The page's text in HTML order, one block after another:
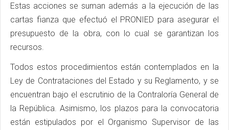
Estas acciones se suman además a la ejecución de las
cartas fianza que efectuó el PRONIED para asegurar el
presupuesto de la obra, con lo cual se garantizan los
recursos.
Todos estos procedimientos están contemplados en la
Ley de Contrataciones del Estado y su Reglamento, y se
encuentran bajo el escrutinio de la Contraloría General de
la República. Asimismo, los plazos para la convocatoria
están estipulados por el Organismo Supervisor de las